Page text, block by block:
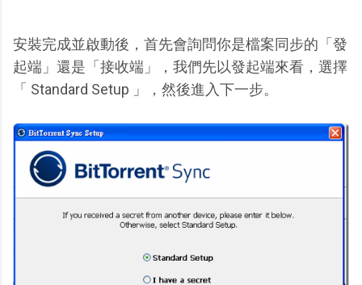
安裝完成並啟動後，首先會詢問你是檔案同步的「發
起端」還是「接收端」，我們先以發起端來看，選擇
「 Standard Setup 」，然後進入下一步。